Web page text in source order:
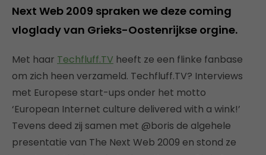
Next Web 2009 spraken we deze coming
vloglady van Grieks-Oostenrijkse orgine.
Met haar Techfluff.TV heeft ze een flinke fanbase
om zich heen verzameld. Techfluff.TV? Interviews
met Europese start-ups onder het motto
‘European Internet culture delivered with a wink!’
Tevens deed zij samen met @boris de algehele
presentatie van The Next Web 2009 en stond ze